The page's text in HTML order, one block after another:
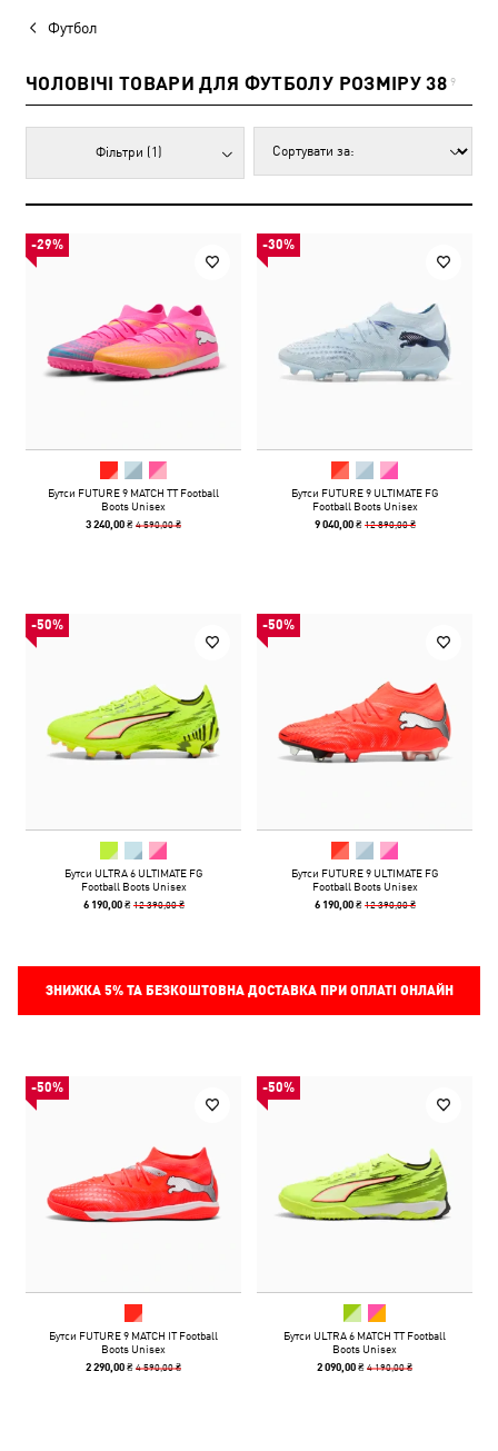
Футбол
ЧОЛОВІЧІ ТОВАРИ ДЛЯ ФУТБОЛУ РОЗМІРУ 38 9
Фільтри (1)
-29%
Бутси FUTURE 9 MATCH TT Football
Boots Unisex
3 240,00 ₴4 590,00 ₴
-30%
Бутси FUTURE 9 ULTIMATE FG
Football Boots Unisex
9 040,00 ₴ 12 890,00 ₴
-50%
Бутси ULTRA 6 ULTIMATE FG
Football Boots Unisex
6 190,00 ₴ 12 390,00 ₴
-50%
Бутси FUTURE 9 ULTIMATE FG
Football Boots Unisex
6 190,00 ₴ 12 390,00 ₴
ЗНИЖКА 5%ТА БЕЗКОШТОВНА ДОСТАВКА ПРИ ОПЛАТІ ОНЛАЙН
-50%
Бутси FUTURE 9 MATCH IT Football
Boots Unisex
2 290,00 ₴4 590,00 ₴
-50%
Бутси ULTRA 6 MATCH TT Football
Boots Unisex
2 090,00 ₴4 190,00 ₴